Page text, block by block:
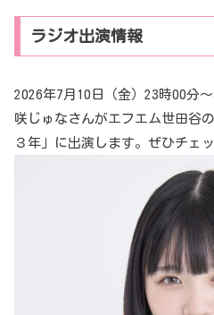
ラジオ出演情報
2026年7月10日（金）23時00分
咲じゅなさんがエフエム世田谷
３年」に出演します。ぜひチェ